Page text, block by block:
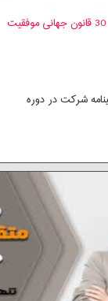
30 قانون جهانی موفقیت
شرکت در دوره